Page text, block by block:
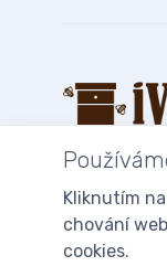
© 2025
Kliknutím na
chování
cookies.